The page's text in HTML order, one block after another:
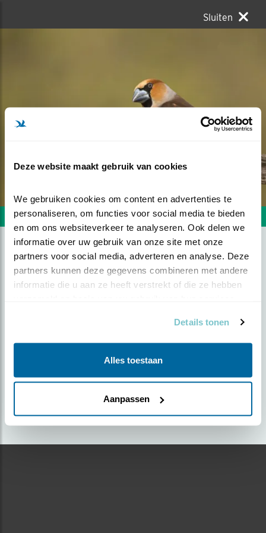
Deze website maakt gebruik van cookies
We gebruiken cookies om content en advertenties te
personaliseren, om functies voor social media te bieden
en om ons websiteverkeer te analyseren. Ook delen we
informatie over uw gebruik van onze site met onze
partners voor social media, adverteren en analyse. Deze
partners kunnen deze gegevens combineren met andere
informatie die u aan ze heeft verstrekt of die ze hebben
Details tonen
Alles toestaan
Aanpassen
Sluiten
Volgende foto Vorige foto
APPELVINK
Foto genomen in: Sallandse Heuvelrug